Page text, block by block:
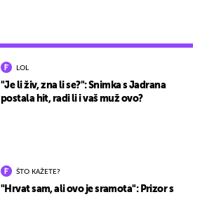
LOL
"Je li živ, zna li se?": Snimka s Jadrana
postala hit, radi li i vaš muž ovo?
ŠTO KAŽETE?
"Hrvat sam, ali ovo je sramota": Prizor s